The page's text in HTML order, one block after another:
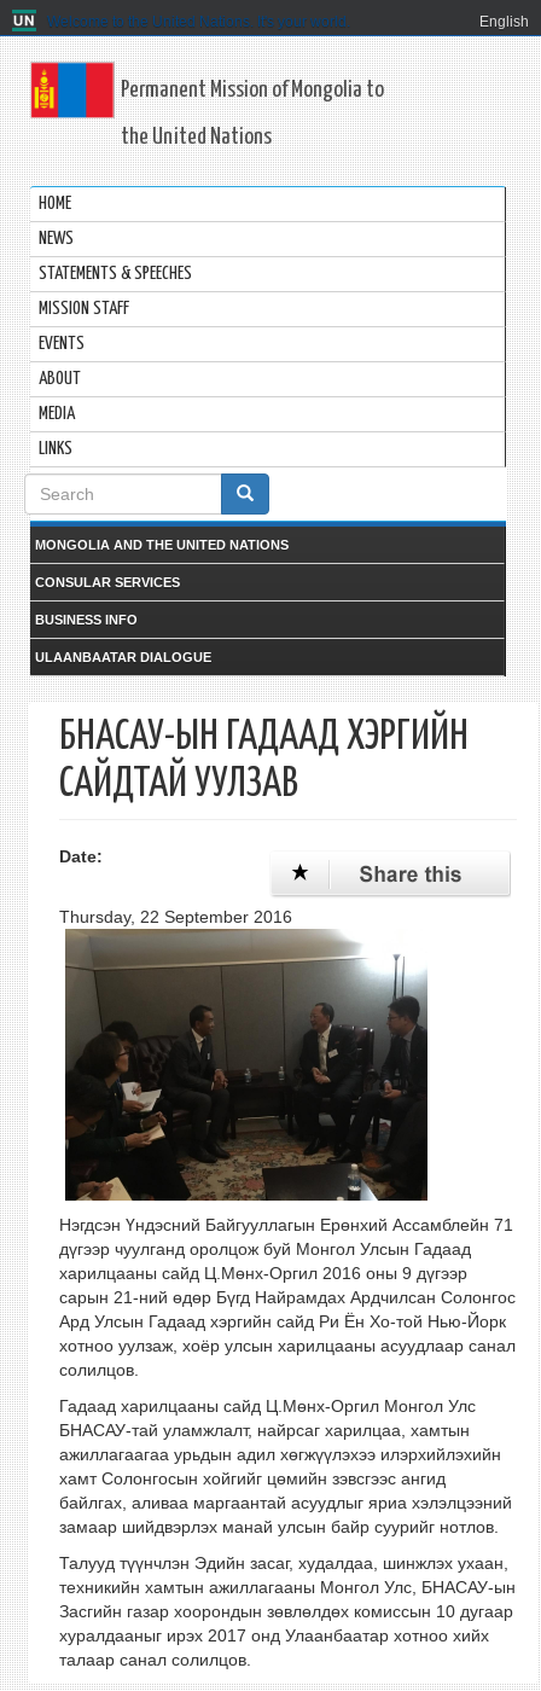
Welcome to the United Nations. It's your world. English
Permanent Mission of Mongolia to
the United Nations
HOME
NEWS
STATEMENTS & SPEECHES
MISSION STAFF
EVENTS
ABOUT
MEDIA
LINKS
Search
form
MONGOLIA AND THE UNITED NATIONS
CONSULAR SERVICES
BUSINESS INFO
ULAANBAATAR DIALOGUE
БНАСАУ-ЫН ГАДААД ХЭРГИЙН
САЙДТАЙ УУЛЗАВ
Date:
Thursday, 22 September 2016
Нэгдсэн Үндэсний Байгууллагын Ерөнхий Ассамблейн 71
дүгээр чуулганд оролцож буй Монгол Улсын Гадаад
харилцааны сайд Ц.Мөнх-Оргил 2016 оны 9 дүгээр
сарын 21-ний өдөр Бүгд Найрамдах Ардчилсан Солонгос
Ард Улсын Гадаад хэргийн сайд Ри Ён Хо-той Нью-Йорк
хотноо уулзаж, хоёр улсын харилцааны асуудлаар санал
солилцов.
Гадаад харилцааны сайд Ц.Мөнх-Оргил Монгол Улс
БНАСАУ-тай уламжлалт, найрсаг харилцаа, хамтын
ажиллагаагаа урьдын адил хөгжүүлэхээ илэрхийлэхийн
хамт Солонгосын хойгийг цөмийн зэвсгээс ангид
байлгах, аливаа маргаантай асуудлыг яриа хэлэлцээний
замаар шийдвэрлэх манай улсын байр суурийг нотлов.
Талууд түүнчлэн Эдийн засаг, худалдаа, шинжлэх ухаан,
техникийн хамтын ажиллагааны Монгол Улс, БНАСАУ-ын
Засгийн газар хоорондын зөвлөлдөх комиссын 10 дугаар
хуралдааныг ирэх 2017 онд Улаанбаатар хотноо хийх
талаар санал солилцов.